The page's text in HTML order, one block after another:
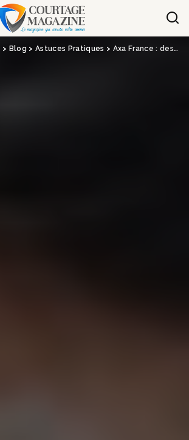
des cookies
> Blog > Astuces Pratiques > Axa France : des fortes hausses en santé et prévoyance des entreprises pour 2024